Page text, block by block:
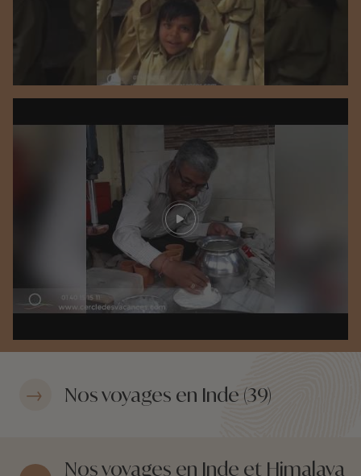
Play video
Nos voyages en Inde (39)
Nos voyages en Inde et Himalaya